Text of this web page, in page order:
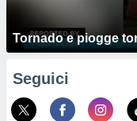
Tornado e piogge
Seguici